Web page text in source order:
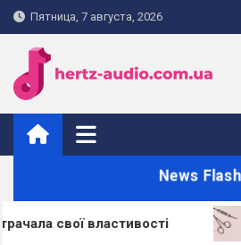
Skip
to
content
Пятница, 7 августа, 2026
hertz-
News Flash